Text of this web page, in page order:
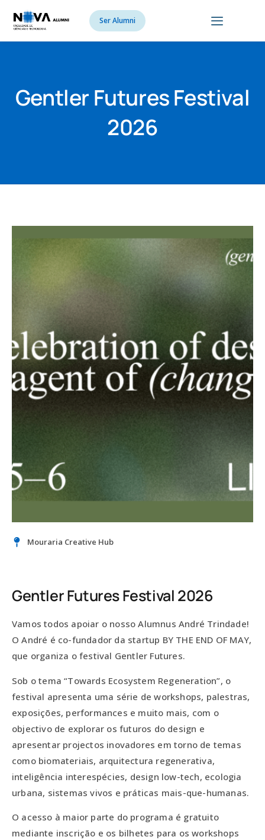
Ser Alumni
Gentler Futures Festival
2026
Mouraria Creative Hub
Gentler Futures Festival 2026
Vamos todos apoiar o nosso Alumnus André Trindade!
O André é co-fundador da startup BY THE END OF MAY,
que organiza o festival Gentler Futures.
Sob o tema “Towards Ecosystem Regeneration”, o
festival apresenta uma série de workshops, palestras,
exposições, performances e muito mais, com o
objectivo de explorar os futuros do design e
apresentar projectos inovadores em torno de temas
como biomateriais, arquitectura regenerativa,
inteligência interespécies, design low-tech, ecologia
urbana, sistemas vivos e práticas mais-que-humanas.
O acesso à maior parte do programa é gratuito
mediante inscrição e os bilhetes para os workshops